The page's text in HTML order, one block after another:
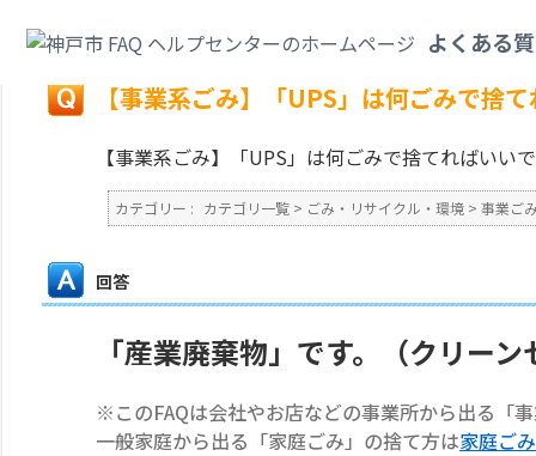
よくある
戻る
【事業系ごみ】「UPS」は何ごみで捨
【事業系ごみ】「UPS」は何ごみで捨てればいい
カテゴリー : カテゴリ一覧 > ごみ・リサイクル・環境 > 事業ご
回答
「産業廃棄物」です。（クリー
※このFAQは会社やお店などの事業所から出る「
一般家庭から出る「家庭ごみ」の捨て方は家庭ご